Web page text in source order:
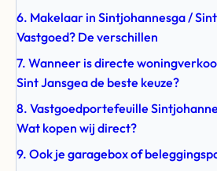
6. Makelaar in Sintjohannesga /
Vastgoed? De verschillen
7. Wanneer is directe
Sint Jansgea de beste keuze?
8. Vastgoedportefeuille
Wat kopen wij direct?
9. Ook je garagebox of